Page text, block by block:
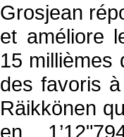
Grosjean
et améliore
15 millièmes
des favoris
Räikkönen
en